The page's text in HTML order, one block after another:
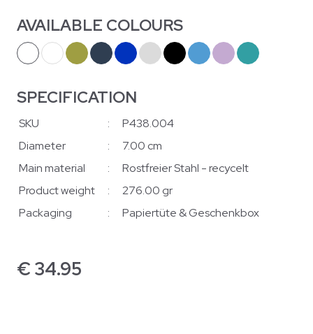
AVAILABLE COLOURS
SPECIFICATION
SKU :
P438.004
Diameter
:
7.00 cm
Main material
:
Rostfreier Stahl - recycelt
Product weight
:
276.00 gr
Packaging
: Papiertüte & Geschenkbox
€ 34.95